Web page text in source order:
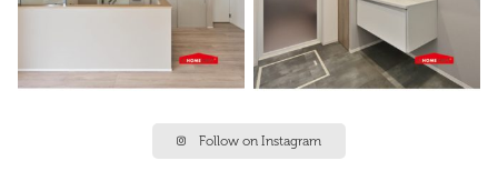
Follow on Instagram